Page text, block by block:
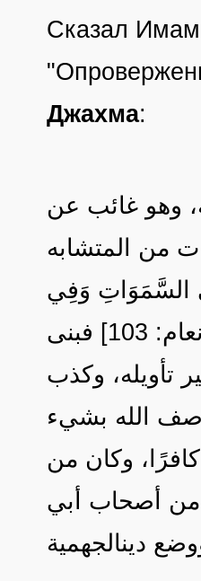
Сказал
Джахма:
وهو غائب عن
من المتشابه
11] {وَهُوَ اللَّهُ فِي السَّمَوَاتِ وَفِي
الأَرْضِ} [الأنعام: 3] {لا تُدْرِكُهُ الأَبْصَارُ وَهُوَ يُدْرِكُ الأَبْصَارَ} [الأنعام: 103] فبنى
على غير تأويله، وكذب
الله بشيء
وكان من
من أصحاب أبي